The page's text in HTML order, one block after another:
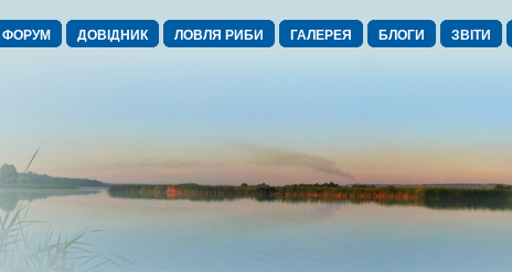
ФОРУМ ДОВІДНИК ЛОВЛЯ РИБИ ГАЛЕРЕЯ БЛОГИ ЗВІТИ